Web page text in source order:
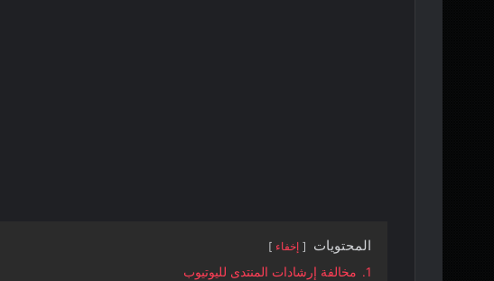
المحتويات إخفاء
1.
مخالفة إرشادات المنتدى لليوتيوب